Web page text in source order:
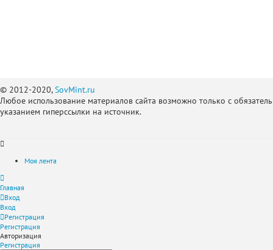
© 2012-2020,SovMint.ru
Любое использование материалов сайта возможно только с
указанием гиперссылки на источник.
Моя лента
Главная
Вход
Вход
Регистрация
Регистрация
Авторизация
Регистрация